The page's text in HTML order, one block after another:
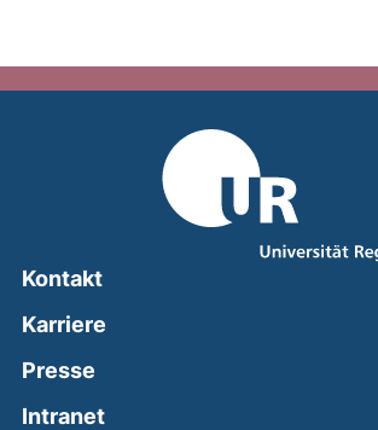
Kontakt
Karriere
Presse
Intranet(external link, opens in a